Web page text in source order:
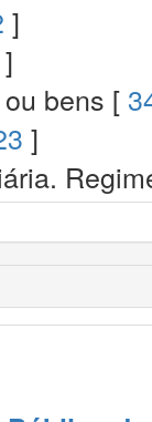
]
]
bens [
]